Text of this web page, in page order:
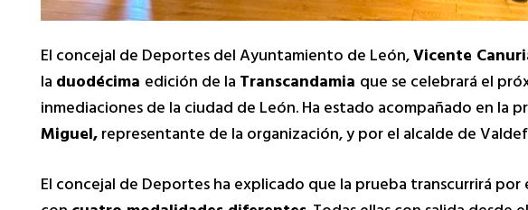
El concejal de Deportes del Ayuntamiento de León,Vicente
laduodécima edición de laTranscandamia que se celebrará el
inmediaciones de la ciudad de León. Ha estado acompañado en la
Miguel,representante de la organización, y por el alcalde de
El concejal de Deportes ha explicado que la prueba transcurrirá